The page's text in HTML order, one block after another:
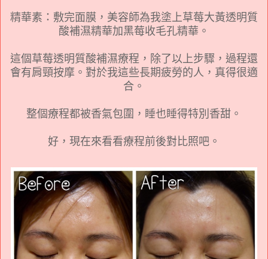
精華素：敷完面膜，美容師為我塗上草莓大黃透明質
酸補濕精華加黑莓收毛孔精華。
這個草莓透明質酸補濕療程，除了以上步驟，過程還
會有肩頸按摩。對於我這些長期疲勞的人，真得很適
合。
整個療程都被香氣包圍，睡也睡得特別香甜。
好，現在來看看療程前後對比照吧。